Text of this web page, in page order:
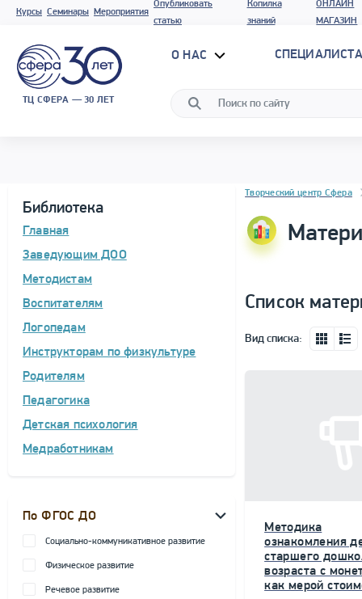
Курсы Семинары Мероприятия
Опубликовать
статью
Копилка
знаний
ОНЛАЙН
МАГАЗИН
ТЦ СФЕРА — 30 ЛЕТ
О НАС
Библиотека
Главная
Заведующим ДОО
Методистам
Воспитателям
Логопедам
Инструкторам по физкультуре
Родителям
Педагогика
Детская психология
Медработникам
По ФГОС ДО
Социально-коммуникативное развитие
Физическое развитие
Речевое развитие
Блок новостей
Творческий центр Сфера
Список
Вид списка:
Методика
ознакомления
старшего
возраста с
как мерой